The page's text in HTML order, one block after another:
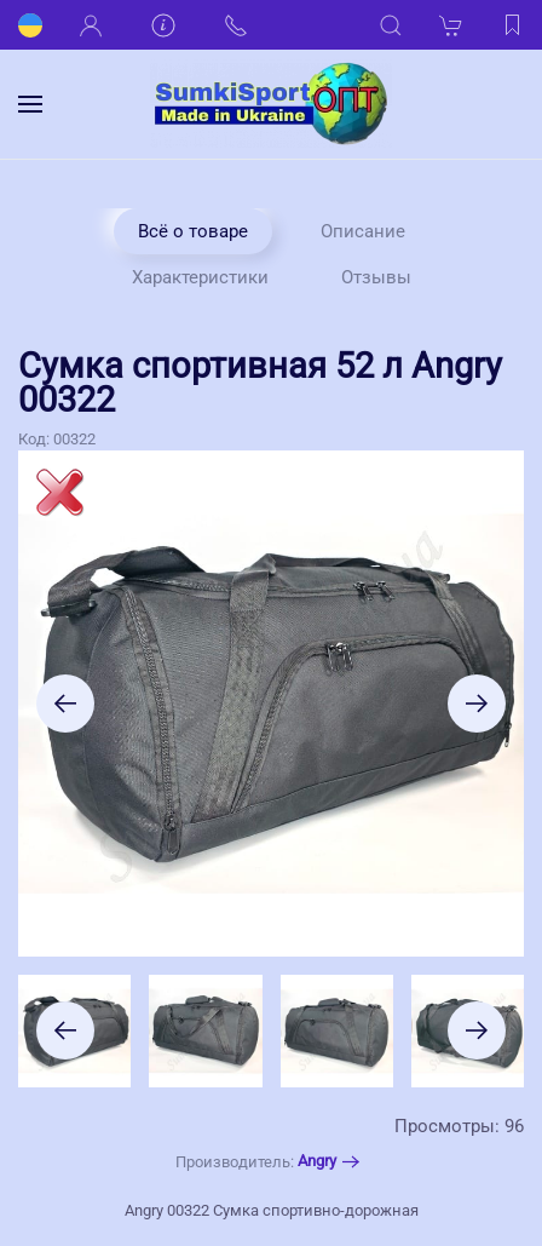
Всё о товаре Описание
Характеристики Отзывы
Сумка спортивная 52 л Angry
00322
Код: 00322
Просмотры: 96
Производитель: Angry
Angry 00322 Сумка спортивно-дорожная